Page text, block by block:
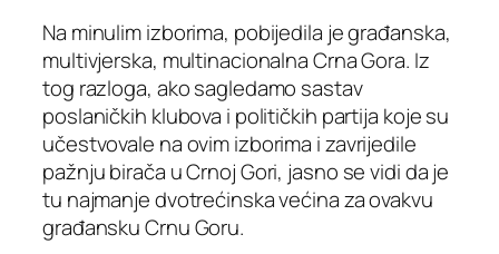
Na minulim izborima, pobijedila je građanska,
multivjerska, multinacionalna Crna Gora. Iz
tog razloga, ako sagledamo sastav
poslaničkih klubova i političkih partija koje su
učestvovale na ovim izborima i zavrijedile
pažnju birača u Crnoj Gori, jasno se vidi da je
tu najmanje dvotrećinska većina za ovakvu
građansku Crnu Goru.